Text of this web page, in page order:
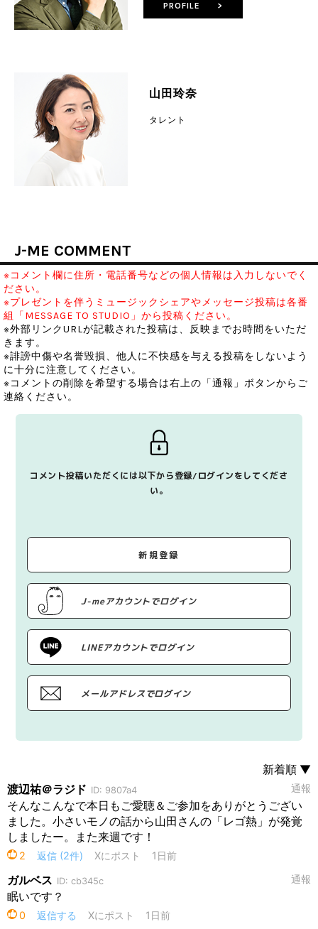
山田玲奈
タレント
PROFILE >
J-ME COMMENT
※コメント欄に住所・電話番号などの個人情報は入力しないでく
ださい。
※プレゼントを伴うミュージックシェアやメッセージ投稿は各番
組「MESSAGE TO STUDIO」から投稿ください。
※外部リンクURLが記載された投稿は、反映までお時間をいただ
きます。
※誹謗中傷や名誉毀損、他人に不快感を与える投稿をしないよう
に十分に注意してください。
※コメントの削除を希望する場合は右上の「通報」ボタンからご
連絡ください。
コメント投稿いただくには以下から登録/ログインをしてくださ
い。
新規登録
J-meアカウントでログイン
LINEアカウントでログイン
メールアドレスでログイン